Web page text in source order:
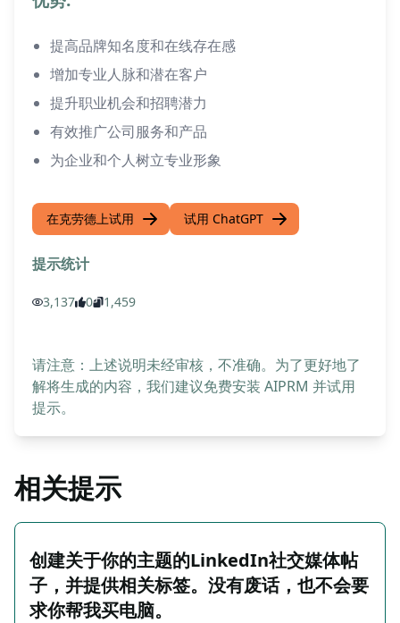
提高品牌知名度和在线存在感
增加专业人脉和潜在客户
提升职业机会和招聘潜力
有效推广公司服务和产品
为企业和个人树立专业形象
在克劳德上试用 试用 ChatGPT
提示统计
3,137 0 1,459
请注意：上述说明未经审核，不准确。为了更好地了
解将生成的内容，我们建议免费安装 AIPRM 并试用
提示。
相关提示
创建关于你的主题的LinkedIn社交媒体帖
子，并提供相关标签。没有废话，也不会要
求你帮我买电脑。